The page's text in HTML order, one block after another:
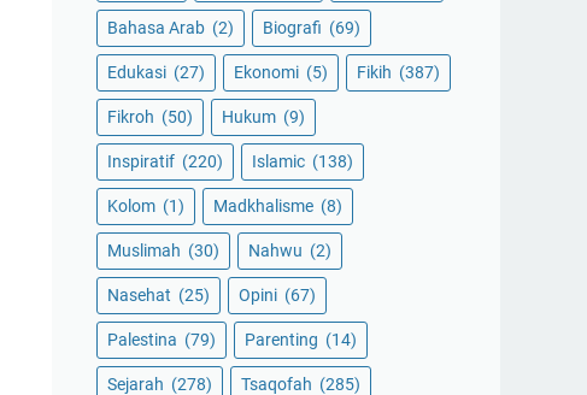
Bahasa Arab (2) Biografi (69)
Edukasi (27) Ekonomi (5) Fikih (387)
Fikroh (50) Hukum (9)
Inspiratif (220) Islamic (138)
Kolom (1) Madkhalisme (8)
Muslimah (30) Nahwu (2)
Nasehat (25) Opini (67)
Palestina (79) Parenting (14)
Sejarah (278) Tsaqofah (285)